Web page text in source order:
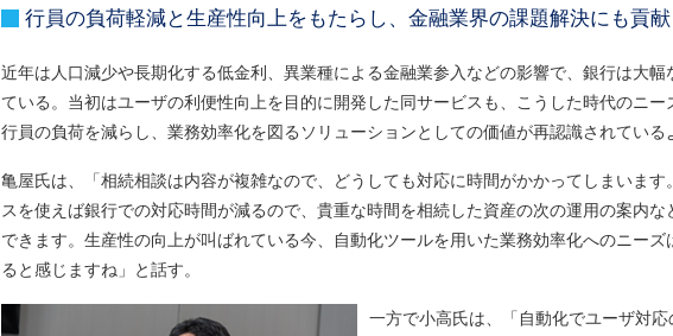
行員の負荷軽減と生産性向上をもたらし、金融業界の課題解決にも貢献
近年は人口減少や長期化する低金利、異業種による金融業参入などの影響で、銀行は大幅
ている。当初はユーザの利便性向上を目的に開発した同サービスも、こうした時代のニー
行員の負荷を減らし、業務効率化を図るソリューションとしての価値が再認識されている
亀屋氏は、「相続相談は内容が複雑なので、どうしても対応に時間がかかってしまいます
スを使えば銀行での対応時間が減るので、貴重な時間を相続した資産の次の運用の案内な
できます。生産性の向上が叫ばれている今、自動化ツールを用いた業務効率化へのニーズ
ると感じますね」と話す。
一方で小高氏は、「自動化でユーザ対